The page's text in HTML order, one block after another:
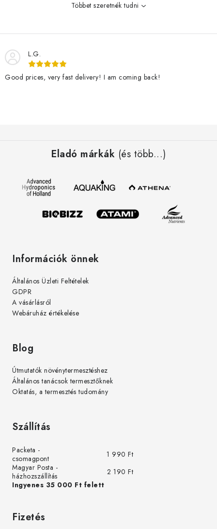
e
l
e
m
Többet szeretnék tudni
L.G.
Good prices, very fast delivery! I am coming back!
Eladó márkák (és több...)
Információk önnek
Általános Üzleti Feltételek
GDPR
A vásárlásról
Webáruház értékelése
Blog
Útmutatók növénytermesztéshez
Általános tanácsok termesztőknek
Oktatás, a termesztés tudomány
Szállítás
Packeta -
csomagpont
1 990 Ft
Magyar Posta -
házhozszállítás
2 190 Ft
Ingyenes 35 000 Ft felett
Fizetés